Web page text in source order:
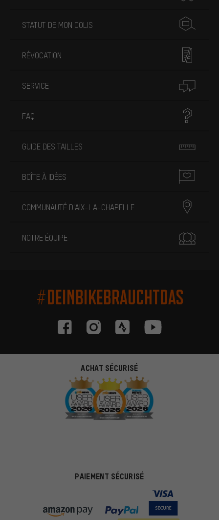
STATUT DE MON COLIS
RÉVOCATION
SERVICE
FAQ
GUIDE DES TAILLES
BOÎTE À IDÉES
COMMUNAUTÉ D'AIX-LA-CHAPELLE
NOTRE ÉQUIPE
#DEINBIKEBRAUCHTDAS
ACHAT SÉCURISÉ
PAIEMENT SÉCURISÉ